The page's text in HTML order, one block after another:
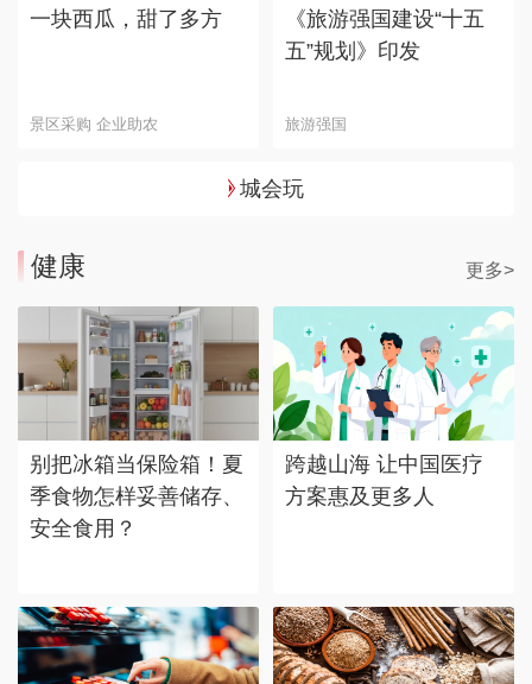
一块西瓜，甜了多方
景区采购 企业助农
《旅游强国建设“十五
五”规划》印发
旅游强国
城会玩
健康 更多>
别把冰箱当保险箱！夏
季食物怎样妥善储存、
安全食用？
跨越山海 让中国医疗
方案惠及更多人